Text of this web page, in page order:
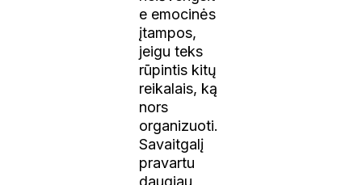
e emocinės
įtampos,
jeigu teks
rūpintis kitų
reikalais, ką
nors
organizuoti.
Savaitgalį
pravartu
daugiau